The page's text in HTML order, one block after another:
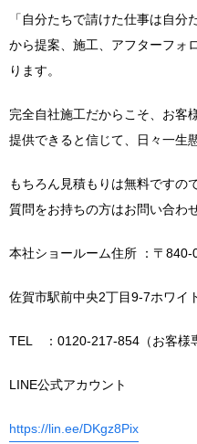
「自分たちで請けた仕事は自
から提案、施工、アフターフォ
ります。
完全自社施工だからこそ、お客
提供できると信じて、日々一生
もちろん見積もりは無料ですの
質問をお持ちの方はお問い合わ
本社ショールーム住所 ：〒840-
佐賀市駅前中央2丁目9-7ホワイ
TEL ：0120-217-854（お客様
LINE公式アカウント
https://lin.ee/DKgz8Pix